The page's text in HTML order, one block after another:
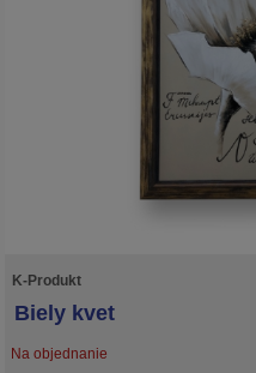
K-Produkt
Biely kvet
Na objednanie